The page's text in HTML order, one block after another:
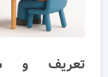
تعریف و